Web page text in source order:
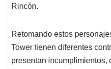
Rincón.
Retomando estos
Tower tienen diferentes
presentan incumplimientos,